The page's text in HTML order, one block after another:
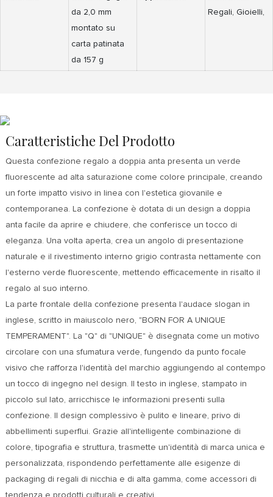
da 2,0 mm
montato su
carta patinata
da 157 g
Regali, Gioielli,
Caratteristiche Del Prodotto
Questa confezione regalo a doppia anta presenta un verde
fluorescente ad alta saturazione come colore principale, creando
un forte impatto visivo in linea con l'estetica giovanile e
contemporanea. La confezione è dotata di un design a doppia
anta facile da aprire e chiudere, che conferisce un tocco di
eleganza. Una volta aperta, crea un angolo di presentazione
naturale e il rivestimento interno grigio contrasta nettamente con
l'esterno verde fluorescente, mettendo efficacemente in risalto il
regalo al suo interno.
La parte frontale della confezione presenta l'audace slogan in
inglese, scritto in maiuscolo nero, "BORN FOR A UNIQUE
TEMPERAMENT". La "Q" di "UNIQUE" è disegnata come un motivo
circolare con una sfumatura verde, fungendo da punto focale
visivo che rafforza l'identità del marchio aggiungendo al contempo
un tocco di ingegno nel design. Il testo in inglese, stampato in
piccolo sul lato, arricchisce le informazioni presenti sulla
confezione. Il design complessivo è pulito e lineare, privo di
abbellimenti superflui. Grazie all'intelligente combinazione di
colore, tipografia e struttura, trasmette un'identità di marca unica e
personalizzata, rispondendo perfettamente alle esigenze di
packaging di regali di nicchia e di alta gamma, come accessori di